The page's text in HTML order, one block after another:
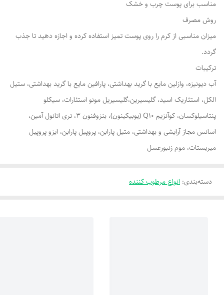
مناسب برای پوست چرب و خشک
روش مصرف
میزان مناسبی از کرم را روی پوست تمیز استفاده کرده و اجازه دهید تا جذب
گردد.
ترکیبات
آب دیونیزه، وازلین مایع با گرید بهداشتی، پارافین مایع با گرید بهداشتی، ستیل
الکل، استئاریک اسید، گلیسیرین،گلیسیریل مونو استئارات، سیکلو
پنتاسیلوکسان، کوآنزیم Q10 (یوبیکینون)، بنزوفنون 3، تری اتانول آمین،
اسانس مجاز آرایشی و بهداشتی، متیل پارابن، پروپیل پارابن، ایزو پروپیل
میریستات، موم زنبورعسل
دسته‌بندی: انواع مرطوب کننده